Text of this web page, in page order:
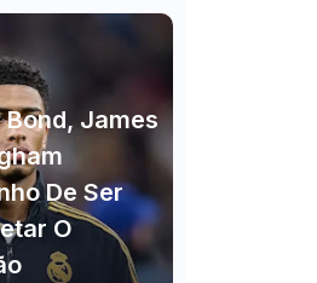
James
De Ser
O